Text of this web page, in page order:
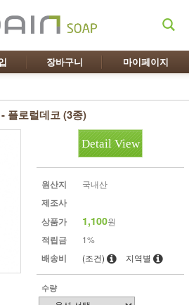
장바구니 마이페이지
플로럴데코 (3종)
Detail View
원산지 국내산
제조사
상품가
1,100원
적립금 1%
배송비 (조건) 지역별
수량